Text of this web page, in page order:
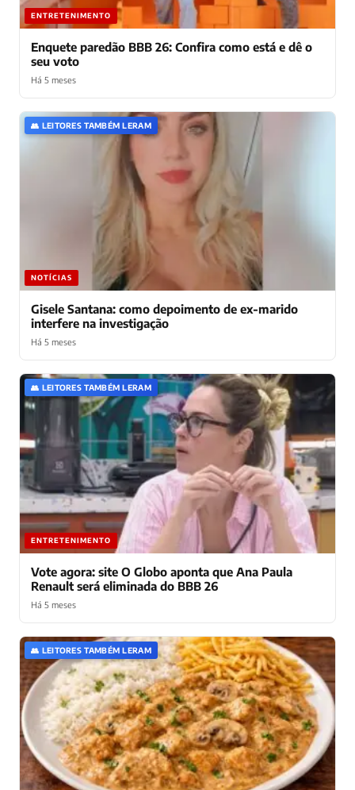
ENTRETENIMENTO
Enquete paredão BBB 26: Confira como está e dê o
seu voto
Há 5 meses
👥 LEITORES TAMBÉM LERAM
NOTÍCIAS
Gisele Santana: como depoimento de ex-marido
interfere na investigação
Há 5 meses
👥 LEITORES TAMBÉM LERAM
ENTRETENIMENTO
Vote agora: site O Globo aponta que Ana Paula
Renault será eliminada do BBB 26
Há 5 meses
👥 LEITORES TAMBÉM LERAM